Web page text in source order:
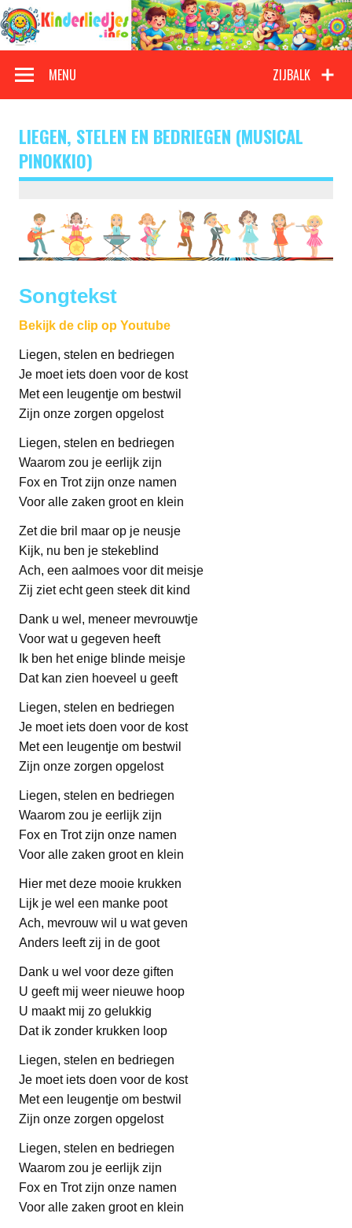
Doorgaan
naar
inhoud
Kinderliedjes
ZIJBALK
MENU
LIEGEN, STELEN EN BEDRIEGEN (MUSICAL
PINOKKIO)
Songtekst
Bekijk de clip op Youtube
Liegen, stelen en bedriegen
Je moet iets doen voor de kost
Met een leugentje om bestwil
Zijn onze zorgen opgelost
Liegen, stelen en bedriegen
Waarom zou je eerlijk zijn
Fox en Trot zijn onze namen
Voor alle zaken groot en klein
Zet die bril maar op je neusje
Kijk, nu ben je stekeblind
Ach, een aalmoes voor dit meisje
Zij ziet echt geen steek dit kind
Dank u wel, meneer mevrouwtje
Voor wat u gegeven heeft
Ik ben het enige blinde meisje
Dat kan zien hoeveel u geeft
Liegen, stelen en bedriegen
Je moet iets doen voor de kost
Met een leugentje om bestwil
Zijn onze zorgen opgelost
Liegen, stelen en bedriegen
Waarom zou je eerlijk zijn
Fox en Trot zijn onze namen
Voor alle zaken groot en klein
Hier met deze mooie krukken
Lijk je wel een manke poot
Ach, mevrouw wil u wat geven
Anders leeft zij in de goot
Dank u wel voor deze giften
U geeft mij weer nieuwe hoop
U maakt mij zo gelukkig
Dat ik zonder krukken loop
Liegen, stelen en bedriegen
Je moet iets doen voor de kost
Met een leugentje om bestwil
Zijn onze zorgen opgelost
Liegen, stelen en bedriegen
Waarom zou je eerlijk zijn
Fox en Trot zijn onze namen
Voor alle zaken groot en klein